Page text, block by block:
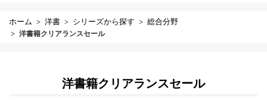
ホーム 洋書 シリーズから探す 総合分野
洋書籍クリアランスセール
洋書籍クリアランスセール